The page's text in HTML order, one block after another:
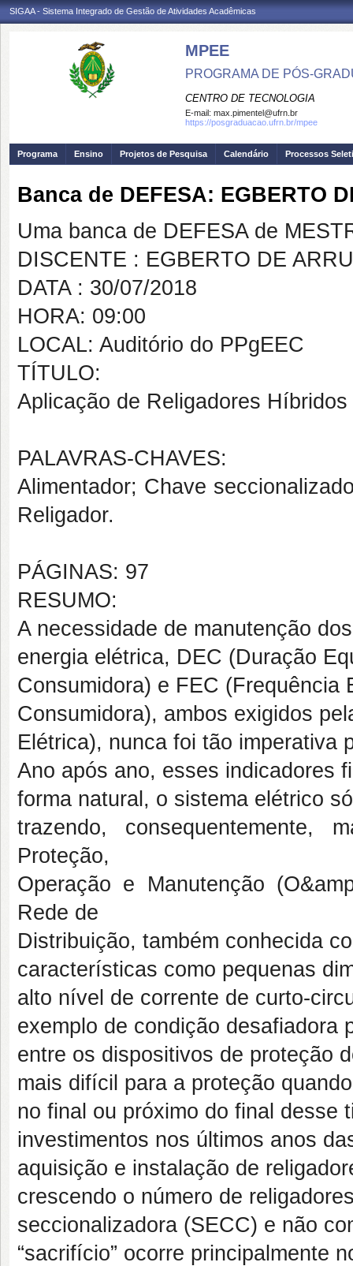
SIGAA - Sistema Integrado de Gestão de Atividades Acadêmicas
MPEE
PROGRAMA DE PÓS-
CENTRO DE TECNOLOGIA
E-mail: max.pimentel@ufrn.br
https://posgraduacao.ufrn.br/mpee
Programa Ensino Projetos de Pesquisa Calendário Processos
Banca de DEFESA: EGBERTO
Uma banca de DEFESA de
DISCENTE : EGBERTO DE
DATA : 30/07/2018
HORA: 09:00
LOCAL: Auditório do PPgEEC
TÍTULO:
Aplicação de Religadores
PALAVRAS-CHAVES:
Alimentador; Chave
Religador.
PÁGINAS: 97
RESUMO:
A necessidade de manutenção
energia elétrica, DEC (Duração
Consumidora) e FEC (Frequência
Consumidora), ambos exigidos
Elétrica), nunca foi tão imperativa
Ano após ano, esses indicadores
forma natural, o sistema elétrico
trazendo,
Proteção,
Operação e Manutenção
Rede de
Distribuição, também conhecida
características como pequenas
alto nível de corrente de curto-
exemplo de condição desafiadora
entre os dispositivos de proteção
mais difícil para a proteção
no final ou próximo do final desse
investimentos nos últimos anos
aquisição e instalação de
crescendo o número de
seccionalizadora (SECC) e não
“sacrifício” ocorre principalmente